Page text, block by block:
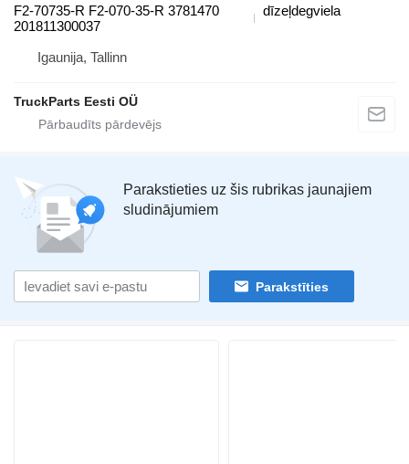
F2-70735-R F2-070-35-R 3781470
201811300037
dīzeļdegviela
Igaunija, Tallinn
TruckParts Eesti OÜ
Parakstieties uz šis rubrikas jaunajiem
sludinājumiem
Parakstīties